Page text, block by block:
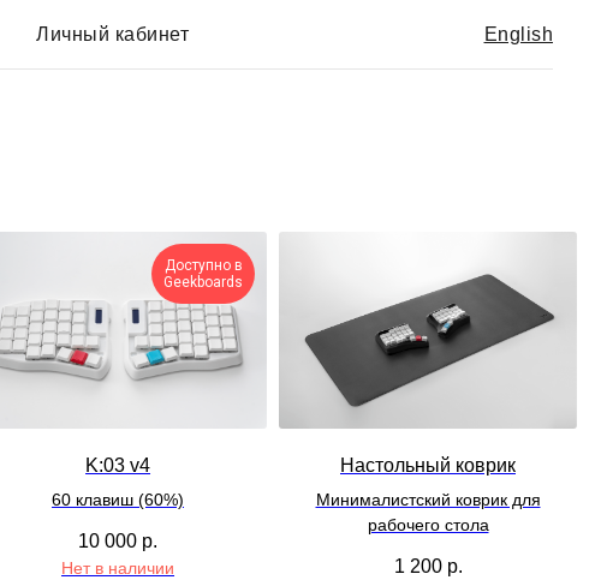
Личный кабинет English
Доступно в
Geekboards
K:03 v4
60 клавиш (60%)
10 000 р.
Нет в наличии
Настольный коврик
Минималистский коврик для
рабочего стола
1 200 р.